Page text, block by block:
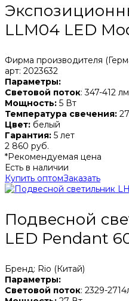
LLM04 LED
Фирма производителя
арт: 2023632
Параметры:
Световой поток: 347-412 лм
Мощность: 5 Вт
Температура свечения:
Цвет: белый
Гарантия: 5 лет
2 860 руб.
*Рекомендуемая цена
Есть в наличии
Купить оптомЗаказать
Подвесной
LED Pendant
Бренд: Rio (Китай)
Параметры:
Световой поток: 2329-